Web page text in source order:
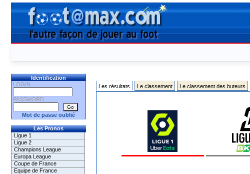
Identification
LOGIN
PASSWORD
Mot de passe oublié
Les Pronos
Ligue 1
Ligue 2
Champions League
Europa League
Coupe de France
Equipe de France
Les résultats Le classement Le classement des buteurs